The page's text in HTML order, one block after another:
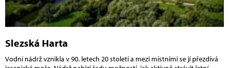
Slezská Harta
Vodní nádrž vznikla v 90. letech 20 století a mezi místními se jí přezdívá